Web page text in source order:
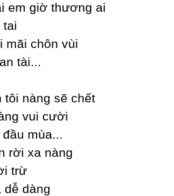
em giờ thương ai
tai
mãi chôn vùi
tài...
nàng sẽ chết
vui cười
mùa...
rời xa nàng
trừ
dễ dàng